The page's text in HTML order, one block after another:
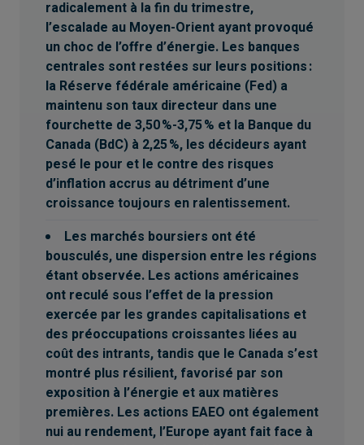
radicalement à la fin du trimestre,
l’escalade au Moyen-Orient ayant provoqué
un choc de l’offre d’énergie. Les banques
centrales sont restées sur leurs positions :
la Réserve fédérale américaine (Fed) a
maintenu son taux directeur dans une
fourchette de 3,50 %-3,75 % et la Banque du
Canada (BdC) à 2,25 %, les décideurs ayant
pesé le pour et le contre des risques
d’inflation accrus au détriment d’une
croissance toujours en ralentissement.
Les marchés boursiers ont été
bousculés, une dispersion entre les régions
étant observée. Les actions américaines
ont reculé sous l’effet de la pression
exercée par les grandes capitalisations et
des préoccupations croissantes liées au
coût des intrants, tandis que le Canada s’est
montré plus résilient, favorisé par son
exposition à l’énergie et aux matières
premières. Les actions EAEO ont également
nui au rendement, l’Europe ayant fait face à
ou renseignement à toute personne résidant
dans tout territoire où un tel acte de sollicitation
n’est pas autorisé ou ne peut être effectué
légalement, ou à toute personne à qui il est
illégal de faire une telle sollicitation. Tous les
produits et services sont assujettis aux
modalités de chaque convention applicable. Il
est important de noter que tous les produits,
services et renseignements ne sont pas offerts
dans tous les territoires à l’extérieur du Canada.